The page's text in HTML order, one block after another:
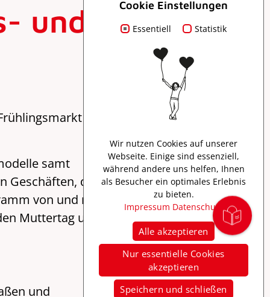
und
für
samt
der
von und mit
Muttertag und
und
Cookie Einstellungen
Essentiell Statistik
Wir nutzen Cookies auf unserer
Webseite. Einige sind essenziell,
während andere uns helfen, Ihnen
als Besucher ein optimales Erlebnis
zu bieten.
Impressum Datenschutz
Alle akzeptieren
Nur essentielle Cookies
akzeptieren
Speichern und schließen